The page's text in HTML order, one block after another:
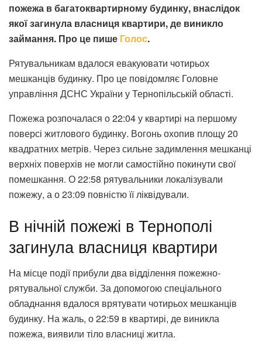
пожежа в багатоквартирному будинку, внаслідок
якої загинула власниця квартири, де виникло
займання. Про це пише Голос.
Рятувальникам вдалося евакуювати чотирьох
мешканців будинку. Про це повідомляє Головне
управління ДСНС України у Тернопільській області.
Пожежа розпочалася о 22:04 у квартирі на першому
поверсі житлового будинку. Вогонь охопив площу 20
квадратних метрів. Через сильне задимлення мешканці
верхніх поверхів не могли самостійно покинути свої
помешкання. О 22:58 рятувальники локалізували
пожежу, а о 23:09 повністю її ліквідували.
В нічній пожежі в Тернополі
загинула власниця квартири
На місце події прибули два відділення пожежно-
рятувальної служби. За допомогою спеціального
обладнання вдалося врятувати чотирьох мешканців
будинку. На жаль, о 22:59 в квартирі, де виникла
пожежа, виявили тіло власниці житла.